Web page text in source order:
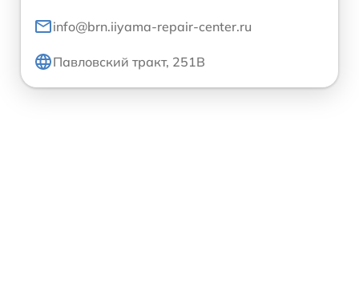
info@brn.iiyama-repair-center.ru
Павловский тракт, 251В